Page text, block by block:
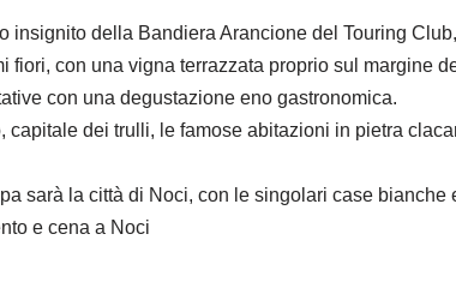
insignito della Bandiera Arancione del Touring
fiori, con una vigna terrazzata proprio sul margine
con una degustazione eno gastronomica.
capitale dei trulli, le famose abitazioni in pietra
sarà la città di Noci, con le singolari case
e cena a Noci